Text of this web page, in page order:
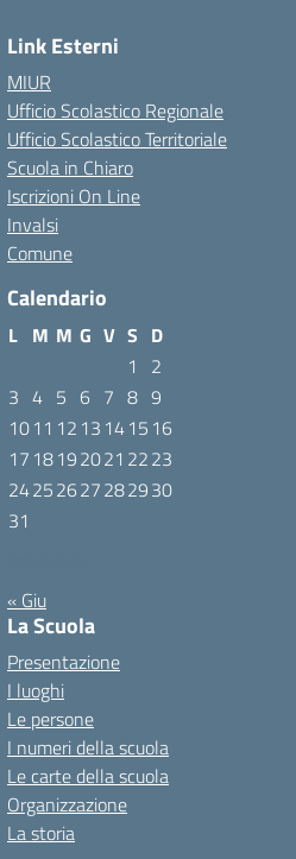
Link Esterni
MIUR
Ufficio Scolastico Regionale
Ufficio Scolastico Territoriale
Scuola in Chiaro
Iscrizioni On Line
Invalsi
Comune
Calendario
L M M G V S D
1
2
3 4 5 6 7 8 9
1011 12 13 1415 16
17 18192021 2223
24252627282930
31
« Giu
La Scuola
Presentazione
I luoghi
Le persone
I numeri della scuola
Le carte della scuola
Organizzazione
La storia